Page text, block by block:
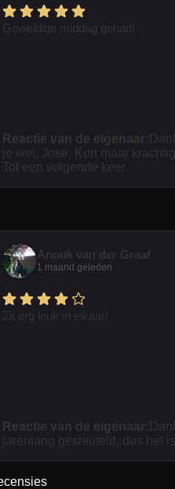
Geweldige middag gehad!
Reactie van de eigenaar:
je wel, Jose. Kort maar
Tot een volgende keer.
Anouk van der Graaf
1 maand geleden
Zit erg leuk in elkaar!
Reactie van de eigenaar:
jarenlang gesleuteld, dus het